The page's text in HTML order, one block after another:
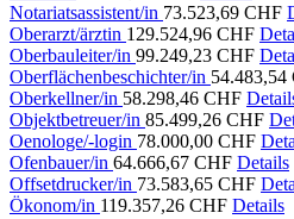
Notariatsassistent/in 73.523,69 CHF
Oberarzt/ärztin 129.524,96 CHF
Oberbauleiter/in 99.249,23 CHF
Oberflächenbeschichter/in 54.483,54
Oberkellner/in 58.298,46 CHF
Objektbetreuer/in 85.499,26 CHF
Oenologe/-login 78.000,00 CHF
Ofenbauer/in 64.666,67 CHF Details
Offsetdrucker/in 73.583,65 CHF
Ökonom/in 119.357,26 CHF Details